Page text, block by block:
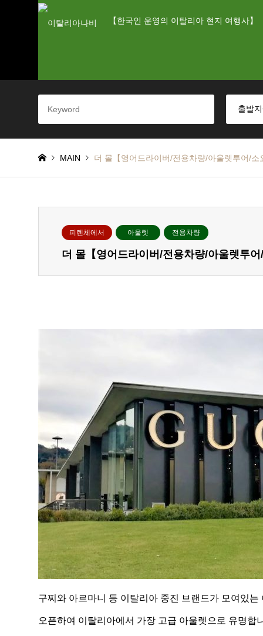
【한국인 운영의 이탈리아 현지 여행사】
MAIN 더 몰【영어드라이버/전용차량/아울렛투어/소
피렌체에서 아울렛 전용차량
더 몰【영어드라이버/전용차량/아울렛투
구찌와 아르마니 등 이탈리아 중진 브랜드가 모여있
오픈하여 이탈리아에서 가장 고급 아울렛으로 유명